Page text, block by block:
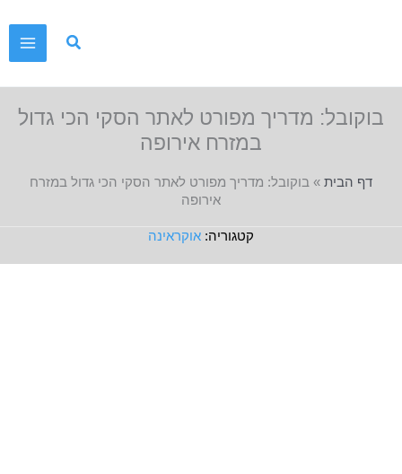
בוקובל: מדריך מפורט לאתר הסקי הכי גדול
במזרח אירופה
דף הבית » בוקובל: מדריך מפורט לאתר הסקי הכי גדול במזרח
אירופה
אוקראינה